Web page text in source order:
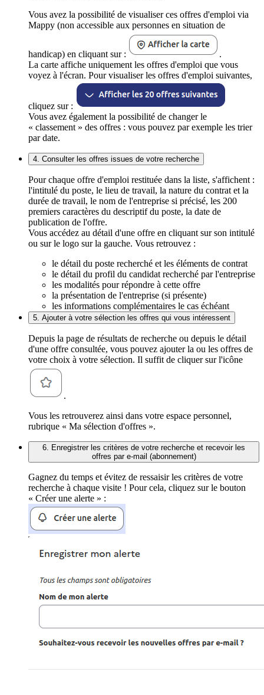
Vous avez la possibilité de visualiser ces offres d'emploi via
Mappy (non accessible aux personnes en situation de
handicap) en cliquant sur :
.
La carte affiche uniquement les offres d'emploi que vous
voyez à l'écran. Pour visualiser les offres d'emploi suivantes,
cliquez sur :
Vous avez également la possibilité de changer le
« classement » des offres : vous pouvez par exemple les trier
par date.
4. Consulter les offres issues de votre recherche
Pour chaque offre d'emploi restituée dans la liste, s'affichent :
l'intitulé du poste, le lieu de travail, la nature du contrat et la
durée de travail, le nom de l'entreprise si précisé, les 200
premiers caractères du descriptif du poste, la date de
publication de l'offre.
Vous accédez au détail d'une offre en cliquant sur son intitulé
ou sur le logo sur la gauche. Vous retrouvez :
le détail du poste recherché et les éléments de contrat
le détail du profil du candidat recherché par l'entreprise
les modalités pour répondre à cette offre
la présentation de l'entreprise (si présente)
les informations complémentaires le cas échéant
5. Ajouter à votre sélection les offres qui vous intéressent
Depuis la page de résultats de recherche ou depuis le détail
d'une offre consultée, vous pouvez ajouter la ou les offres de
votre choix à votre sélection. Il suffit de cliquer sur l'icône
.
Vous les retrouverez ainsi dans votre espace personnel,
rubrique « Ma sélection d'offres ».
6. Enregistrer les critères de votre recherche et recevoir les
offres par e-mail (abonnement)
Gagnez du temps et évitez de ressaisir les critères de votre
recherche à chaque visite ! Pour cela, cliquez sur le bouton
« Créer une alerte » :